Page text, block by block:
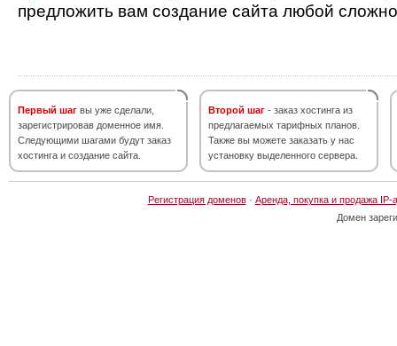
предложить вам создание сайта любой
Первый шаг вы уже сделали,
зарегистрировав доменное имя.
Следующими шагами будут заказ
хостинга и создание сайта.
Второй шаг - заказ хостинга из
предлагаемых тарифных планов.
Также вы можете заказать у нас
установку выделенного сервера.
Регистрация доменов· Аренда, покупка и продажа IP-
Домен